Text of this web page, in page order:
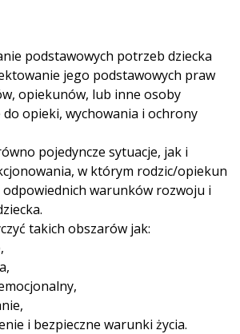
podstawowych potrzeb dziecka
jego podstawowych praw
opiekunów, lub inne osoby
opieki, wychowania i ochrony
pojedyncze sytuacje, jak i
w którym rodzic/opiekun
odpowiednich warunków rozwoju i
takich obszarów jak:
i bezpieczne warunki życia.